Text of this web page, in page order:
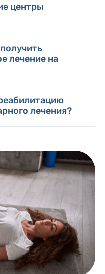
центры
лечение на
лечения?